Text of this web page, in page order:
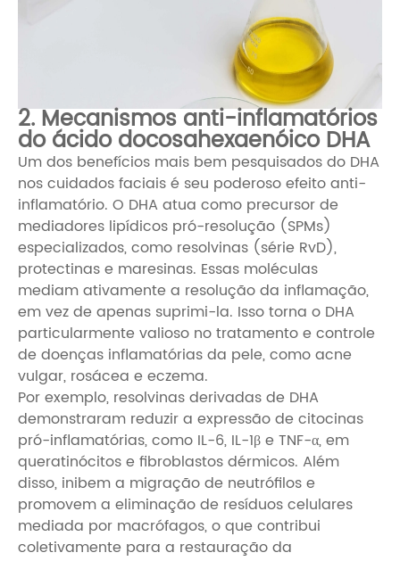
2. Mecanismos anti-inflamatórios
do ácido docosahexaenóico DHA
Um dos benefícios mais bem pesquisados ​​do DHA
nos cuidados faciais é seu poderoso efeito anti-
inflamatório. O DHA atua como precursor de
mediadores lipídicos pró-resolução (SPMs)
especializados, como resolvinas (série RvD),
protectinas e maresinas. Essas moléculas
mediam ativamente a resolução da inflamação,
em vez de apenas suprimi-la. Isso torna o DHA
particularmente valioso no tratamento e controle
de doenças inflamatórias da pele, como acne
vulgar, rosácea e eczema.
Por exemplo, resolvinas derivadas de DHA
demonstraram reduzir a expressão de citocinas
pró-inflamatórias, como IL-6, IL-1β e TNF-α, em
queratinócitos e fibroblastos dérmicos. Além
disso, inibem a migração de neutrófilos e
promovem a eliminação de resíduos celulares
mediada por macrófagos, o que contribui
coletivamente para a restauração da